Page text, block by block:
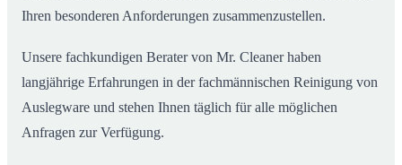
Ihren besonderen Anforderungen zusammenzustellen.
Unsere fachkundigen Berater von Mr. Cleaner haben
langjährige Erfahrungen in der fachmännischen Reinigung von
Auslegware und stehen Ihnen täglich für alle möglichen
Anfragen zur Verfügung.